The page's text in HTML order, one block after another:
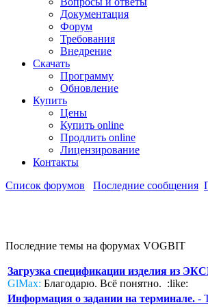
Документация
Форум
Требования
Внедрение
Скачать
Программу
Обновление
Купить
Цены
Купить online
Продлить online
Лицензирование
Контакты
Список форумов Последние сообщения
Последние темы на форумах VOGBIT
Загрузка спецификации изделия из
GlMax: Благодарю. Всё понятно. :like:
Информация о задании на терминале. -